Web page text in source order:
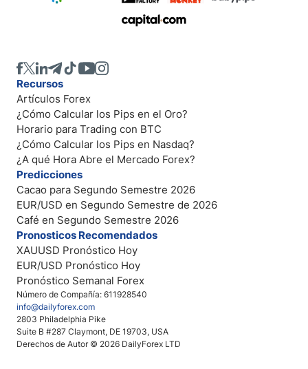
Número de Compañía: 611928540
info@dailyforex.com
2803 Philadelphia Pike
Suite B #287 Claymont, DE 19703, USA
Derechos de Autor © 2026 DailyForex LTD
Recursos
Artículos Forex
¿Cómo Calcular los Pips en el Oro?
Horario para Trading con BTC
¿Cómo Calcular los Pips en Nasdaq?
¿A qué Hora Abre el Mercado Forex?
Predicciones
Cacao para Segundo Semestre 2026
EUR/USD en Segundo Semestre de 2026
Café en Segundo Semestre 2026
Pronosticos Recomendados
XAUUSD Pronóstico Hoy
EUR/USD Pronóstico Hoy
Pronóstico Semanal Forex